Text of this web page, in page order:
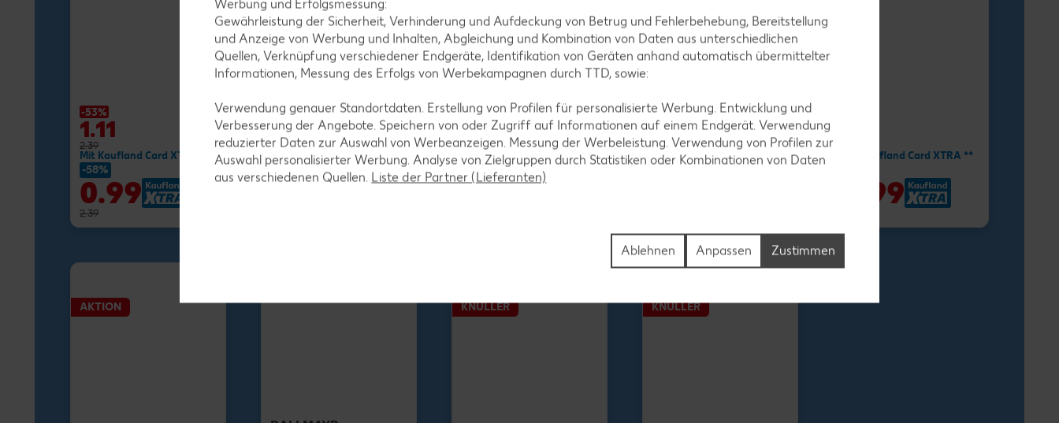
-53%
1.11
2.39
Mit Kaufland Card XTRA **
-58%
0.99
2.39
MILRAM
Buttermilch-Drink
je 750-g-Fl.
-27%
1.29
1.79
Mit Kaufland Card XTRA **
-37%
1.11
-23%
1.29
1.69
Mit Kaufland Card XTRA **
-34%
1.11
nur
4.44*
Mit Kaufland Card XTRA **
Mit Kaufland Card XTRA **
0.99
AKTION KNÜLLER KNÜLLER
Werbung und Erfolgsmessung:
Gewährleistung der Sicherheit, Verhinderung und Aufdeckung von Betrug und Fehlerbehebung, Bereitstellung
und Anzeige von Werbung und Inhalten, Abgleichung und Kombination von Daten aus unterschiedlichen
Quellen, Verknüpfung verschiedener Endgeräte, Identifikation von Geräten anhand automatisch übermittelter
Informationen, Messung des Erfolgs von Werbekampagnen durch TTD, sowie:
Verwendung genauer Standortdaten. Erstellung von Profilen für personalisierte Werbung. Entwicklung und
Verbesserung der Angebote. Speichern von oder Zugriff auf Informationen auf einem Endgerät. Verwendung
reduzierter Daten zur Auswahl von Werbeanzeigen. Messung der Werbeleistung. Verwendung von Profilen zur
Auswahl personalisierter Werbung. Analyse von Zielgruppen durch Statistiken oder Kombinationen von Daten
aus verschiedenen Quellen. Liste der Partner (Lieferanten)
Zustimmen
Anpassen
Ablehnen